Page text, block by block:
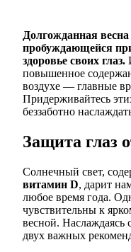
Долгожданная весна
пробуждающейся
здоровье своих глаз.
повышенное
воздухе — главные
Придерживайтесь
беззаботно
Защита глаз
Солнечный свет,
витамин D, дарит
любое время года.
чувствительны к
весной. Наслаждаясь
двух важных